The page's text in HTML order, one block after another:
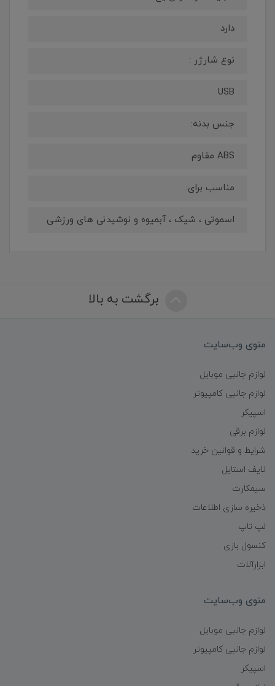
دارد
نوع شارژر :
USB
جنس بدنه:
ABS مقاوم
مناسب برای:
اسموتی ، شیک ، آبمیوه و نوشیدنی های ورزشی
برگشت به بالا
منوی وب‌سایت
لوازم جانبی موبایل
لوازم جانبی کامپیوتر
اسپیکر
لوازم برقی
شرایط و قوانین خرید
لایف استایل
سیمکارت
ذخیره سازی اطلاعات
لپ تاپ
کنسول بازی
ابزارآلات
منوی وب‌سایت
لوازم جانبی موبایل
لوازم جانبی کامپیوتر
اسپیکر